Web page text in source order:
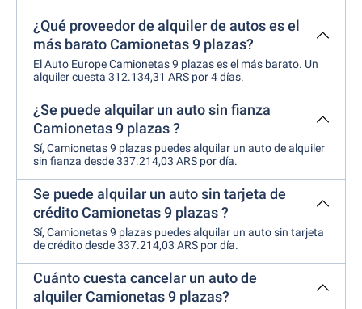
¿Qué proveedor de alquiler de autos es el
más barato Camionetas 9 plazas?
El Auto Europe Camionetas 9 plazas es el más barato. Un
alquiler cuesta 312.134,31 ARS por 4 días.
¿Se puede alquilar un auto sin fianza
Camionetas 9 plazas ?
Sí, Camionetas 9 plazas puedes alquilar un auto de alquiler
sin fianza desde 337.214,03 ARS por día.
Se puede alquilar un auto sin tarjeta de
crédito Camionetas 9 plazas ?
Sí, Camionetas 9 plazas puedes alquilar un auto sin tarjeta
de crédito desde 337.214,03 ARS por día.
Cuánto cuesta cancelar un auto de
alquiler Camionetas 9 plazas?